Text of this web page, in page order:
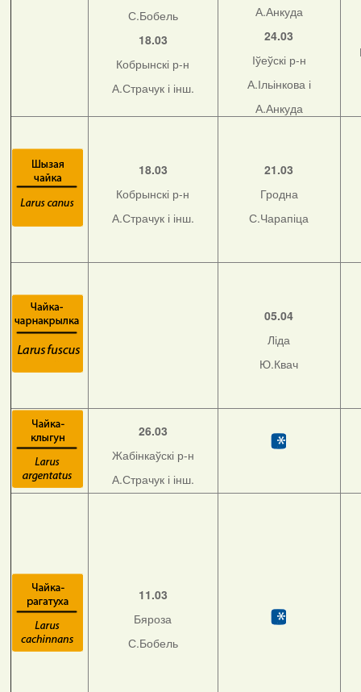
С.Бобель
18.03
Кобрынскі р-н
А.Страчук і інш.
А.Анкуда
24.03
Іўеўскі р-н
А.Ільінкова і
А.Анкуда
18.03
Кобрынскі р-н
А.Страчук і інш.
21.03
Гродна
С.Чарапіца
05.04
Ліда
Ю.Квач
26.03
Жабінкаўскі р-н
А.Страчук і інш.
11.03
Бяроза
С.Бобель